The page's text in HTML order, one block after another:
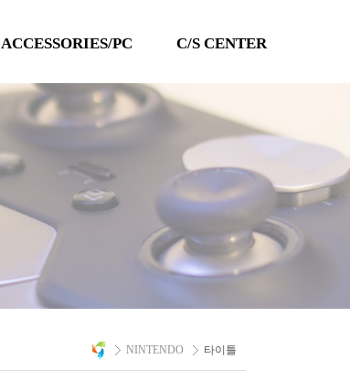
ACCESSORIES/PC
TECHLINE
PC 타이틀
C/S CENTER
이벤트
Q&A
자료실
A/S 문의
NINTENDO 타이틀